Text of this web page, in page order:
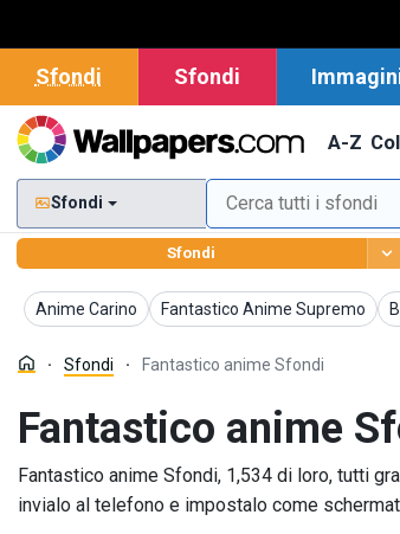
Sfondi Sfondi
A-Z
Sfondi
Sfondi
Anime Carino
Sfondi Fantastico Anime Supremo
Sfondi
Sfondi Fantastico anime Sfondi
Fantastico anime
Fantastico anime Sfondi, 1,534 di loro, tutti
invialo al telefono e impostalo come